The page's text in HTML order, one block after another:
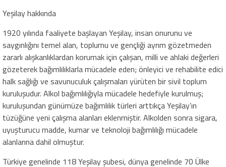
Yeşilay hakkında
1920 yılında faaliyete başlayan Yeşilay, insan onurunu ve
saygınlığını temel alan, toplumu ve gençliği ayrım gözetmeden
zararlı alışkanlıklardan korumak için çalışan, milli ve ahlaki değerleri
gözeterek bağımlılıklarla mücadele eden; önleyici ve rehabilite edici
halk sağlığı ve savunuculuk çalışmaları yürüten bir sivil toplum
kuruluşudur. Alkol bağımlılığıyla mücadele hedefiyle kurulmuş;
kuruluşundan günümüze bağımlılık türleri arttıkça Yeşilay’ın
tüzüğüne yeni çalışma alanları eklenmiştir. Alkolden sonra sigara,
uyuşturucu madde, kumar ve teknoloji bağımlılığı mücadele
alanlarına dahil olmuştur.
Türkiye genelinde 118 Yeşilay şubesi, dünya genelinde 70 Ülke